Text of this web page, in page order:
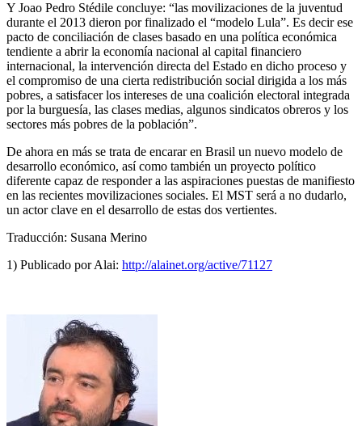
Y Joao Pedro Stédile concluye: “las movilizaciones de la juventud
durante el 2013 dieron por finalizado el “modelo Lula”. Es decir ese
pacto de conciliación de clases basado en una política económica
tendiente a abrir la economía nacional al capital financiero
internacional, la intervención directa del Estado en dicho proceso y
el compromiso de una cierta redistribución social dirigida a los más
pobres, a satisfacer los intereses de una coalición electoral integrada
por la burguesía, las clases medias, algunos sindicatos obreros y los
sectores más pobres de la población”.
De ahora en más se trata de encarar en Brasil un nuevo modelo de
desarrollo económico, así como también un proyecto político
diferente capaz de responder a las aspiraciones puestas de manifiesto
en las recientes movilizaciones sociales. El MST será a no dudarlo,
un actor clave en el desarrollo de estas dos vertientes.
Traducción: Susana Merino
1) Publicado por Alai: http://alainet.org/active/71127